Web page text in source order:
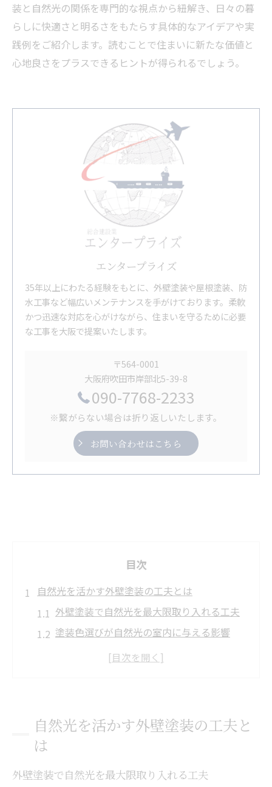
装と自然光の関係を専門的な視点から紐解き、日々の暮
らしに快適さと明るさをもたらす具体的なアイデアや実
践例をご紹介します。読むことで住まいに新たな価値と
心地良さをプラスできるヒントが得られるでしょう。
エンタープライズ
35年以上にわたる経験をもとに、外壁塗装や屋根塗装、防
水工事など幅広いメンテナンスを手がけております。柔軟
かつ迅速な対応を心がけながら、住まいを守るために必要
な工事を大阪で提案いたします。
〒564-0001
大阪府吹田市岸部北5-39-8
090-7768-2233
※繋がらない場合は折り返しいたします。
お問い合わせはこちら
目次
自然光を活かす外壁塗装の工夫とは
外壁塗装で自然光を最大限取り入れる工夫
塗装色選びが自然光の室内に与える影響
太陽光発電と外壁塗装の相性と注意点
外壁塗装で室内採光をアップする具体策
屋根塗装と外壁塗装の明るさへの影響
自然光を活かす外壁塗装の工夫と
は
外壁塗装で自然光を最大限取り入れる工夫